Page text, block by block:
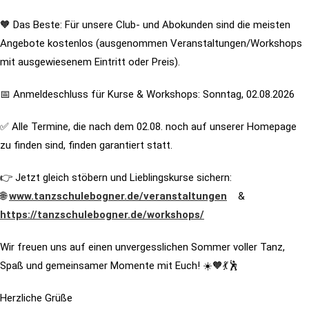
🧡 Das Beste: Für unsere Club- und Abokunden sind die meisten
Angebote kostenlos (ausgenommen Veranstaltungen/Workshops
mit ausgewiesenem Eintritt oder Preis).
📅 Anmeldeschluss für Kurse & Workshops: Sonntag, 02.08.2026
✅ Alle Termine, die nach dem 02.08. noch auf unserer Homepage
zu finden sind, finden garantiert statt.
👉 Jetzt gleich stöbern und Lieblingskurse sichern:
🌐www.tanzschulebogner.de/veranstaltungen &
https://tanzschulebogner.de/workshops/
Wir freuen uns auf einen unvergesslichen Sommer voller Tanz,
Spaß und gemeinsamer Momente mit Euch! ☀️🧡💃🕺
Herzliche Grüße